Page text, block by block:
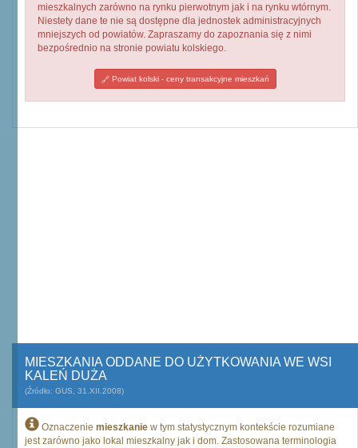
mieszkalnych zarówno na rynku pierwotnym jak i na rynku wtórnym.
Niestety dane te nie są dostępne dla jednostek administracyjnych
mniejszych od powiatów. Zapraszamy do zapoznania się z nimi
bezpośrednio na stronie powiatu kolskiego.
Powiat kolski - ceny transakcyjne mieszkań
MIESZKANIA ODDANE DO UŻYTKOWANIA WE WSI
KALEŃ DUŻA
(Źródło: GUS, 31.XII.2008)
Oznaczenie mieszkanie w tym statystycznym kontekście rozumiane
jest zarówno jako lokal mieszkalny jak i dom. Zastosowana terminologia